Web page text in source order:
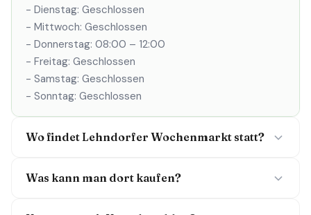
- Dienstag: Geschlossen
- Mittwoch: Geschlossen
- Donnerstag: 08:00 – 12:00
- Freitag: Geschlossen
- Samstag: Geschlossen
- Sonntag: Geschlossen
Wo findet Lehndorfer Wochenmarkt statt?
Was kann man dort kaufen?